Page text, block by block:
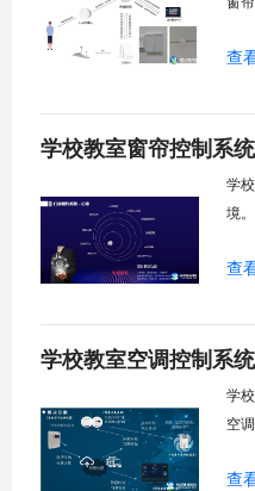
能
生
排
查
学校教室窗帘控制系统
学
境
足
能
态
查
学校教室空调控制系统
学
空
管
查